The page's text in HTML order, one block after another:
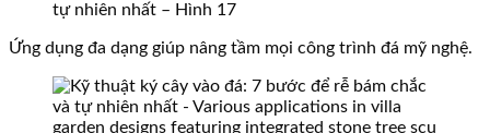
tự nhiên nhất – Hình 17
Ứng dụng đa dạng giúp nâng tầm mọi công trình đá mỹ nghệ.